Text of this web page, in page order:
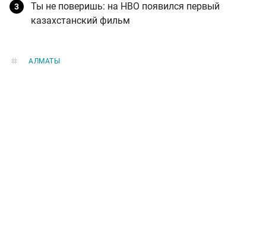
Ты не поверишь: на HBO появился первый
казахстанский фильм
АЛМАТЫ